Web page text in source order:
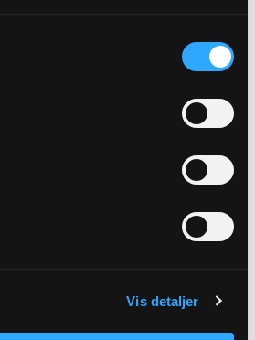
Vis detaljer
20. s. e. trin.